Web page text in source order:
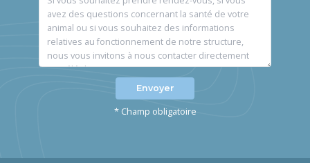
Envoyer
* Champ obligatoire